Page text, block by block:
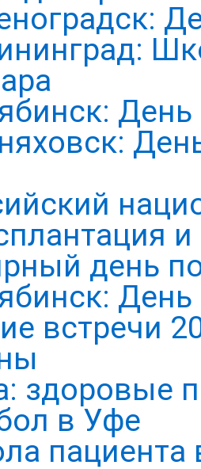
День
день
День
встречи
здоровые
в Уфе
пациента